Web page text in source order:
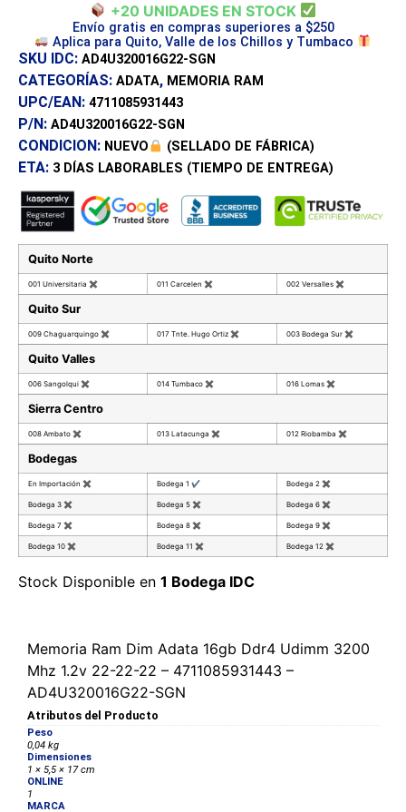
+20 UNIDADES EN STOCK
Envío gratis en compras superiores a $250
Aplica para Quito, Valle de los Chillos y Tumbaco
SKU IDC: AD4U320016G22-SGN
CATEGORÍAS: ADATA, MEMORIA RAM
UPC/EAN: 4711085931443
P/N: AD4U320016G22-SGN
CONDICION: NUEVO (SELLADO DE FÁBRICA)
ETA: 3 DÍAS LABORABLES (TIEMPO DE ENTREGA)
Quito Norte
001 Universitaria ✖ 011 Carcelen ✖ 002 Versalles ✖
Quito Sur
009 Chaguarquingo ✖ 017 Tnte. Hugo Ortiz ✖ 003 Bodega Sur ✖
Quito Valles
006 Sangolqui ✖ 014 Tumbaco ✖ 016 Lomas ✖
Sierra Centro
008 Ambato ✖ 013 Latacunga ✖ 012 Riobamba ✖
Bodegas
En Importación ✖ Bodega 1 ✔ Bodega 2 ✖
Bodega 3 ✖ Bodega 5 ✖ Bodega 6 ✖
Bodega 7 ✖ Bodega 8 ✖ Bodega 9 ✖
Bodega 10 ✖ Bodega 11 ✖ Bodega 12 ✖
Stock Disponible en 1 Bodega IDC
Memoria Ram Dim Adata 16gb Ddr4 Udimm 3200
Mhz 1.2v 22-22-22 – 4711085931443 –
AD4U320016G22-SGN
Atributos del Producto
Peso
0,04 kg
Dimensiones
1 × 5,5 × 17 cm
ONLINE
1
MARCA